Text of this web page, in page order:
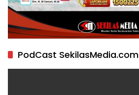
PodCast SekilasMedia.com